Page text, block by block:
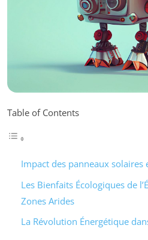
Table of Contents
Impact des panneaux
Les Bienfaits Écologiques de
Zones Arides
La Révolution Énergétique